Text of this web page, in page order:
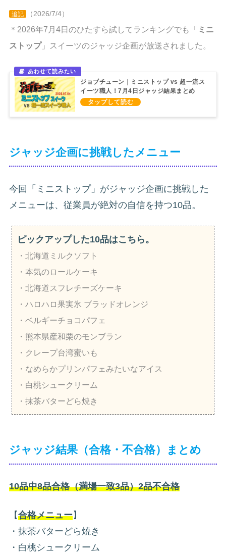
追記 （2026/7/4）
＊2026年7月4日のひたすら試してランキングでも「 ミニ
ストップ」スイーツのジャッジ企画が放送されました。
ジョブチューン｜ミニストップ vs 超一流ス
イーツ職人！7月4日ジャッジ結果まとめ
（2026/7/4）
ジャッジ企画に挑戦したメニュー
今回「ミニストップ」がジャッジ企画に挑戦した
メニューは、従業員が絶対の自信を持つ10品。
ピックアップした10品はこちら。
・北海道ミルクソフト
・本気のロールケーキ
・北海道スフレチーズケーキ
・ハロハロ果実氷 ブラッドオレンジ
・ベルギーチョコパフェ
・熊本県産和栗のモンブラン
・クレープ台湾蜜いも
・なめらかプリンパフェみたいなアイス
・白桃シュークリーム
・抹茶バターどら焼き
ジャッジ結果（合格・不合格）まとめ
10品中8品合格（満場一致3品）2品不合格
【合格メニュー】
・抹茶バターどら焼き
・白桃シュークリーム